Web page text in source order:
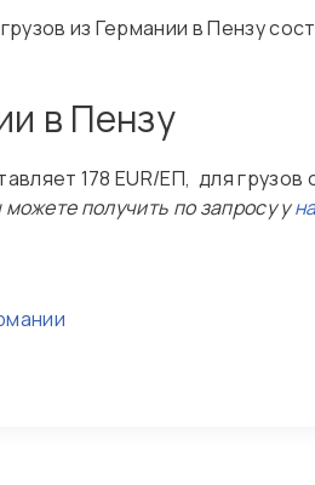
из Германии в Пензу
в Пензу
178 EUR/ЕП, для
получить по запросу у